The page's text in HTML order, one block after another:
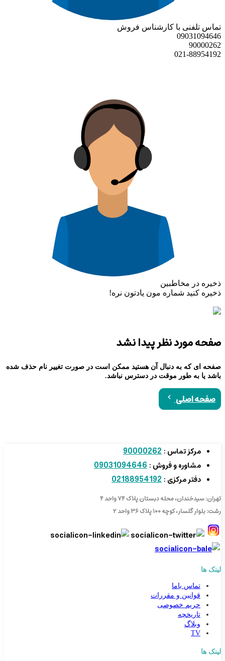
تماس تلفنی با کارشناس فروش
09031094646
90000262
021-88954192
ذخیره در مخاطبین
ذخیره کنید شماره مون یادتون نره!
صفحه مورد نظر پیدا نشد
صفحه ای که به دنبال آن هستید ممکن است در صورت تغییر نام حذف شده
باشد یا به طور موقت در دسترس نباشد.
صفحه اصلی
مرکز تماس : 90000262
مشاوره و فروش : 09031094646
دفتر مرکزی : 02188954192
تهران: سیدخندان، محله دبستان پلاک ۷۴ واحد ۴
رشت: بلوار گلسار، کوچه ۱۰۰ پلاک ۳۶ واحد ۲
لینک ها
تماس باما
قوانین و مقررات
حریم خصوصی
تاریخچه
وبلاگ
TV
لینک ها